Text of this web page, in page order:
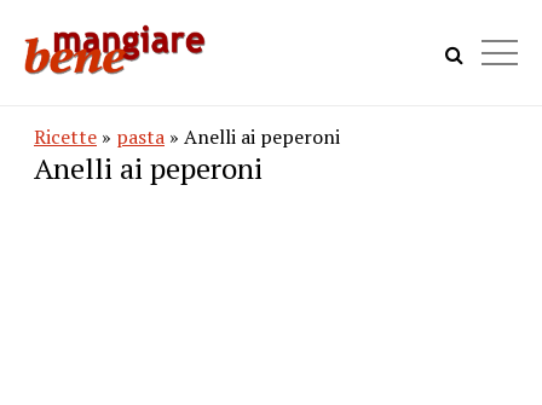
Ricette » pasta » Anelli ai peperoni
Anelli ai peperoni